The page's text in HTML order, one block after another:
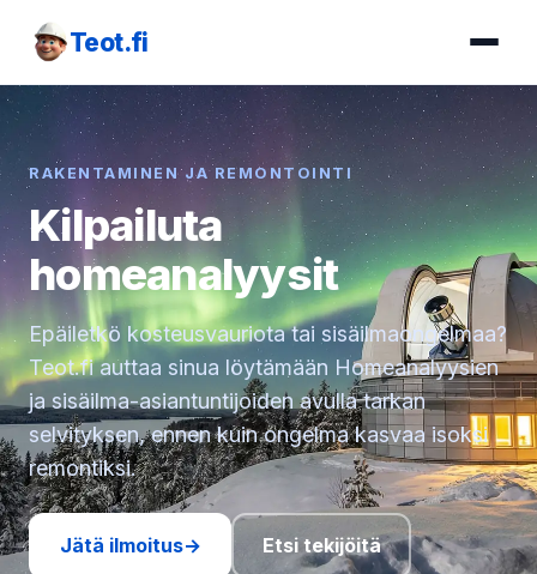
Teot.fi
RAKENTAMINEN JA REMONTOINTI
Kilpailuta
homeanalyysit
Epäiletkö kosteusvauriota tai sisäilmaongelmaa?
Teot.fi auttaa sinua löytämään Homeanalyysien
ja sisäilma-asiantuntijoiden avulla tarkan
selvityksen, ennen kuin ongelma kasvaa isoksi
remontiksi.
Jätä ilmoitus→ Etsi tekijöitä